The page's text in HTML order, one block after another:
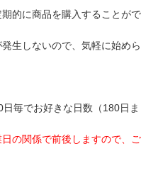
的に商品を購入することがで
生しないので、気軽に始めら
毎でお好きな日数（180日ま
の関係で前後しますので、ご